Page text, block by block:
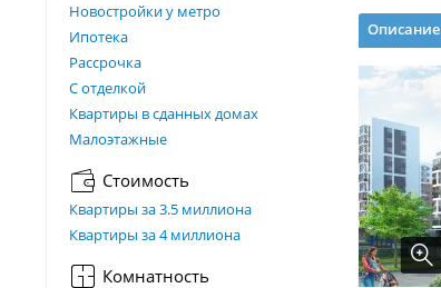
Новостройки у метро
Ипотека
Рассрочка
С отделкой
Квартиры в сданных домах
Малоэтажные
Стоимость
Квартиры за 3.5 миллиона
Квартиры за 4 миллиона
Комнатность
Описание